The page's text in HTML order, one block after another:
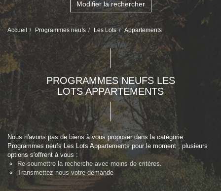
Modifier la rechercher
Accueil Programmes neufs Les Lots Appartements
PROGRAMMES NEUFS LES
LOTS APPARTEMENTS
Nous n'avons pas de biens à vous proposer dans la catégorie
Programmes neufs Les Lots Appartements pour le moment , plusieurs
options s'offrent à vous :
Re-soumettre la recherche avec moins de critères.
Transmettez-nous votre demande